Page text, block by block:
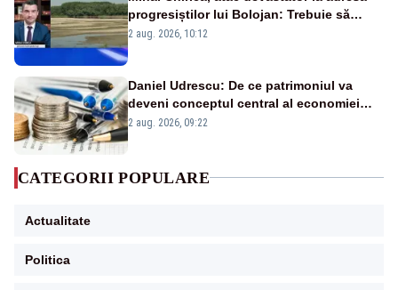
progresiștilor lui Bolojan: Trebuie să
protejăm și natura, dar nu șținem omaneii
2 aug. 2026, 10:12
Daniel Udrescu: De ce patrimoniul va
deveni conceptul central al economiei
viitoare?
2 aug. 2026, 09:22
CATEGORII POPULARE
Actualitate
Politica